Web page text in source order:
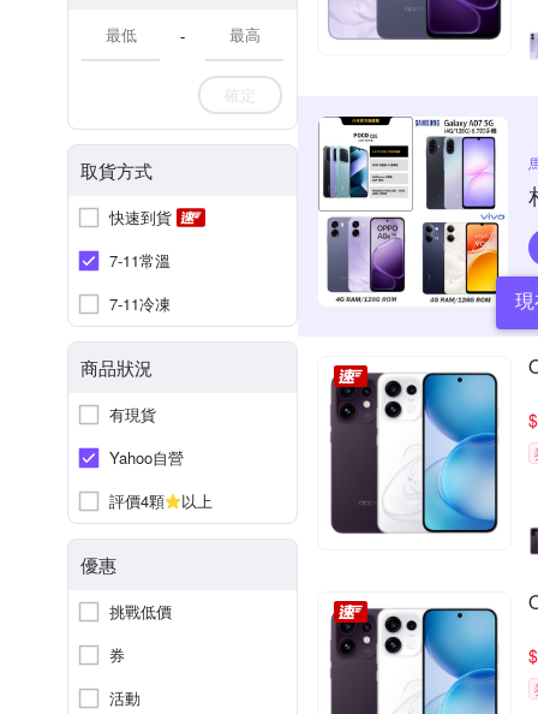
-
確定
取貨方式
快速到貨
7-11常溫
7-11冷凍
商品狀況
有現貨
Yahoo自營
評價4顆
以上
優惠
挑戰低價
券
活動
$
$